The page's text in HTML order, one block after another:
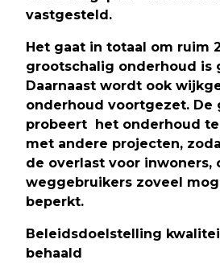
vastgesteld.
Het gaat in totaal om ruim
grootschalig onderhoud is
Daarnaast wordt ook
onderhoud voortgezet. De
probeert het onderhoud
met andere projecten,
de overlast voor inwoners,
weggebruikers zoveel
beperkt.
Beleidsdoelstelling
behaald